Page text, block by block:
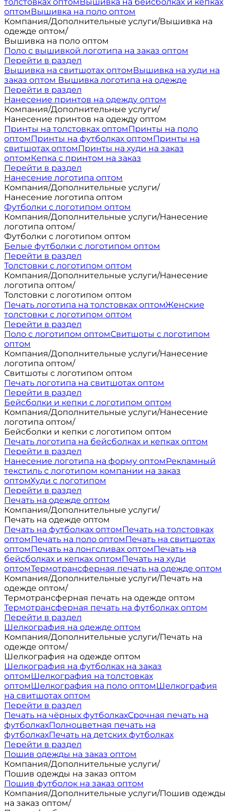
оптомВышивка на поло оптом
Компания/Дополнительные услуги/Вышивка на
одежде оптом/
Вышивка на поло оптом
Поло с вышивкой логотипа на заказ оптом
Перейти в раздел
Вышивка на свитшотах оптомВышивка на худи на
заказ оптом Вышивка логотипа на одежде
Перейти в раздел
Нанесение принтов на одежду оптом
Компания/Дополнительные услуги/
Нанесение принтов на одежду оптом
Принты на толстовках оптомПринты на поло
оптомПринты на футболках оптомПринты на
свитшотах оптомПринты на худи на заказ
оптомКепка с принтом на заказ
Перейти в раздел
Нанесение логотипа оптом
Компания/Дополнительные услуги/
Нанесение логотипа оптом
Футболки с логотипом оптом
Компания/Дополнительные услуги/Нанесение
логотипа оптом/
Футболки с логотипом оптом
Белые футболки с логотипом оптом
Перейти в раздел
Толстовки с логотипом оптом
Компания/Дополнительные услуги/Нанесение
логотипа оптом/
Толстовки с логотипом оптом
Печать логотипа на толстовках оптомЖенские
толстовки с логотипом оптом
Перейти в раздел
Поло с логотипом оптомСвитшоты с логотипом
оптом
Компания/Дополнительные услуги/Нанесение
логотипа оптом/
Свитшоты с логотипом оптом
Печать логотипа на свитшотах оптом
Перейти в раздел
Бейсболки и кепки с логотипом оптом
Компания/Дополнительные услуги/Нанесение
логотипа оптом/
Бейсболки и кепки с логотипом оптом
Печать логотипа на бейсболках и кепках оптом
Перейти в раздел
Нанесение логотипа на форму оптомРекламный
текстиль с логотипом компании на заказ
оптомХуди с логотипом
Перейти в раздел
Печать на одежде оптом
Компания/Дополнительные услуги/
Печать на одежде оптом
Печать на футболках оптомПечать на толстовках
оптомПечать на поло оптомПечать на свитшотах
оптомПечать на лонгсливах оптомПечать на
бейсболках и кепках оптомПечать на худи
оптомТермотрансферная печать на одежде оптом
Компания/Дополнительные услуги/Печать на
одежде оптом/
Термотрансферная печать на одежде оптом
Термотрансферная печать на футболках оптом
Перейти в раздел
Шелкография на одежде оптом
Компания/Дополнительные услуги/Печать на
одежде оптом/
Шелкография на одежде оптом
Шелкография на футболках на заказ
оптомШелкография на толстовках
оптомШелкография на поло оптомШелкография
на свитшотах оптом
Перейти в раздел
Печать на чёрных футболкахСрочная печать на
футболкахПолноцветная печать на
футболкахПечать на детских футболках
Перейти в раздел
Пошив одежды на заказ оптом
Компания/Дополнительные услуги/
Пошив одежды на заказ оптом
Пошив футболок на заказ оптом
Компания/Дополнительные услуги/Пошив одежды
на заказ оптом/